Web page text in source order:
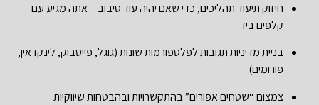
חיזוק תיעוד תהליכים, כדי שאם יהיה עוד סיבוב – אתה מגיע עם
קלפים ביד
בניית מדיניות תגובות לפלטפורמות שונות (גוגל, פייסבוק, לינקדאין,
פורומים)
צמצום “שטחים אפורים” בהתקשרויות ובהבטחות שיווקיות